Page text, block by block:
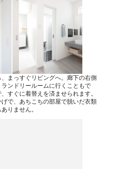
まっすぐリビングへ。廊下の右側
ンドリールームに行くこともで
すぐに着替えを済ませられます。
で、あちこちの部屋で脱いだ衣類
りません。